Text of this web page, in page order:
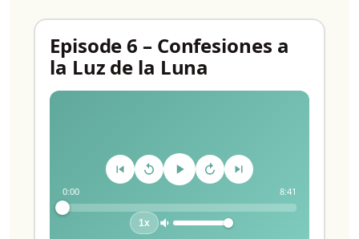
Episode 6 – Confesiones a
la Luz de la Luna
0:00 8:41
1x